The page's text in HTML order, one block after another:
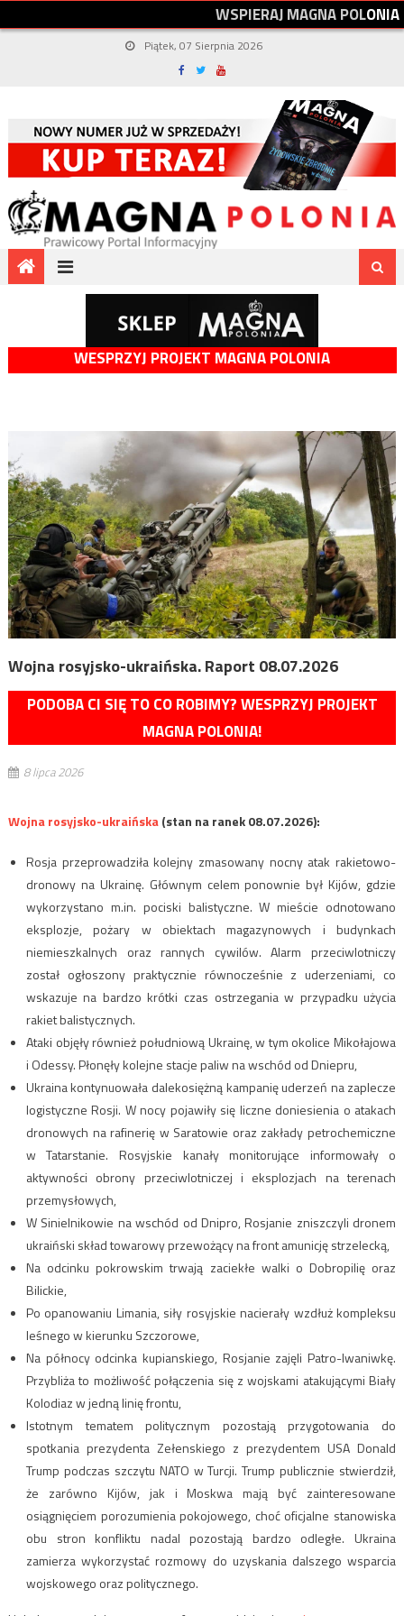
WSPIERAJMAGNAPOLONIA
Piątek, 07 Sierpnia 2026
WESPRZYJ PROJEKT MAGNA POLONIA
Wojna rosyjsko-ukraińska. Raport 08.07.2026
PODOBA CI SIĘ TO CO ROBIMY? WESPRZYJ PROJEKT
MAGNA POLONIA!
8 lipca 2026
Wojna rosyjsko-ukraińska(stan na ranek 08.07.2026):
Rosja przeprowadziła kolejny zmasowany nocny atak rakietowo-
dronowy na Ukrainę. Głównym celem ponownie był Kijów, gdzie
wykorzystano m.in. pociski balistyczne. W mieście odnotowano
eksplozje, pożary w obiektach magazynowych i budynkach
niemieszkalnych oraz rannych cywilów. Alarm przeciwlotniczy
został ogłoszony praktycznie równocześnie z uderzeniami, co
wskazuje na bardzo krótki czas ostrzegania w przypadku użycia
rakiet balistycznych.
Ataki objęły również południową Ukrainę, w tym okolice Mikołajowa
i Odessy. Płonęły kolejne stacje paliw na wschód od Dniepru,
Ukraina kontynuowała dalekosiężną kampanię uderzeń na zaplecze
logistyczne Rosji. W nocy pojawiły się liczne doniesienia o atakach
dronowych na rafinerię w Saratowie oraz zakłady petrochemiczne
w Tatarstanie. Rosyjskie kanały monitorujące informowały o
aktywności obrony przeciwlotniczej i eksplozjach na terenach
przemysłowych,
W Sinielnikowie na wschód od Dnipro, Rosjanie zniszczyli dronem
ukraiński skład towarowy przewożący na front amunicję strzelecką,
Na odcinku pokrowskim trwają zaciekłe walki o Dobropilię oraz
Bilickie,
Po opanowaniu Limania, siły rosyjskie nacierały wzdłuż kompleksu
leśnego w kierunku Szczorowe,
Na północy odcinka kupianskiego, Rosjanie zajęli Patro-Iwaniwkę.
Przybliża to możliwość połączenia się z wojskami atakującymi Biały
Kolodiaz w jedną linię frontu,
Istotnym tematem politycznym pozostają przygotowania do
spotkania prezydenta Zełenskiego z prezydentem USADonald
Trump podczas szczytu NATO w Turcji. Trump publicznie stwierdził,
że zarówno Kijów, jak i Moskwa mają być zainteresowane
osiągnięciem porozumienia pokojowego, choć oficjalne stanowiska
obu stron konfliktu nadal pozostają bardzo odległe. Ukraina
zamierza wykorzystać rozmowy do uzyskania dalszego wsparcia
wojskowego oraz politycznego.